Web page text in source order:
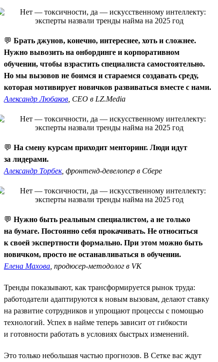
💬 Брать джунов, конечно, интереснее, хоть и сложнее.
Нужно вывозить на онбординге и корпоративном
обучении, чтобы взрастить специалиста самостоятельно.
Но мы вызовов не боимся и стараемся создавать среду,
которая мотивирует новичков развиваться вместе с нами.
Александр Любаков , CEO в LZ.Media
💬 На смену курсам приходит менторинг. Люди идут
за лидерами.
Александр Торбек, фронтенд-девелопер в Сбере
💬 Нужно быть реальным специалистом, а не только
на бумаге. Постоянно себя прокачивать. Не относиться
к своей экспертности формально. При этом можно быть
новичком, просто не останавливаться в обучении.
Елена Махова , продюсер-методолог в VK
Тренды показывают, как трансформируется рынок труда:
работодатели адаптируются к новым вызовам, делают ставку
на развитие сотрудников и упрощают процессы с помощью
технологий. Успех в найме теперь зависит от гибкости
и готовности работать в условиях быстрых изменений.
Это только небольшая частью прогнозов. В Сетке вас ждут